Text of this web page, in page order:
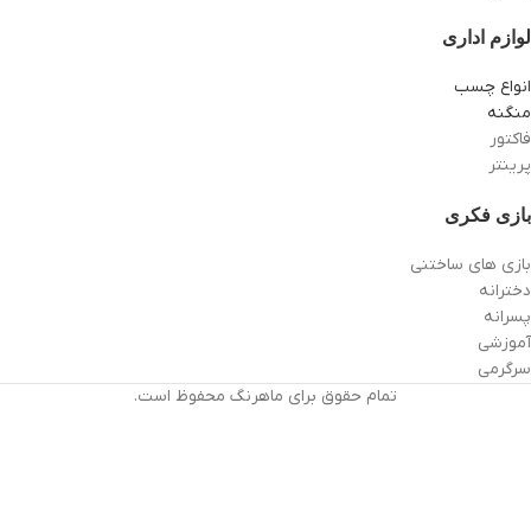
لوازم اداری
انواع چسب
منگنه
فاکتور
پرینتر
بازی فکری
بازی های ساختنی
دخترانه
پسرانه
آموزشی
سرگرمی
تمام حقوق برای ماهرنگ محفوظ است.